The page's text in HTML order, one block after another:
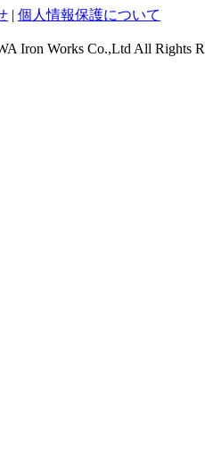
| 個人情報保護について
Iron Works Co.,Ltd All Rights